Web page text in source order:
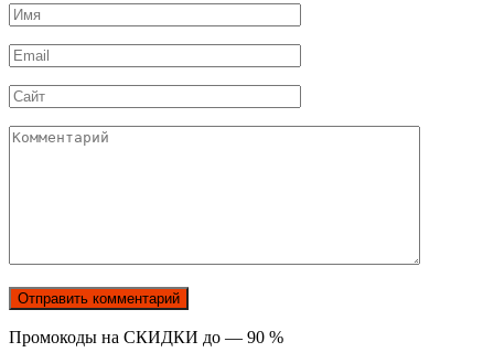
Имя
*
Email
*
Сайт
Комментарий
Промокоды на СКИДКИ до — 90 %